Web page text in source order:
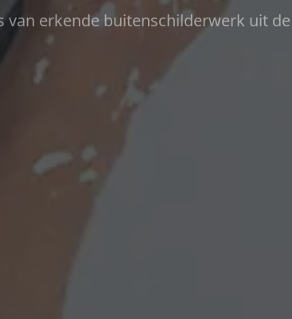
van erkende buitenschilderwerk uit de